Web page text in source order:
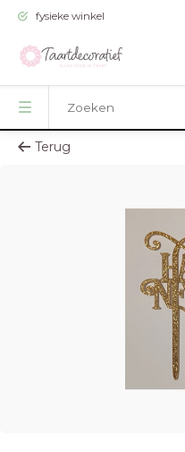
fysieke winkel
Terug